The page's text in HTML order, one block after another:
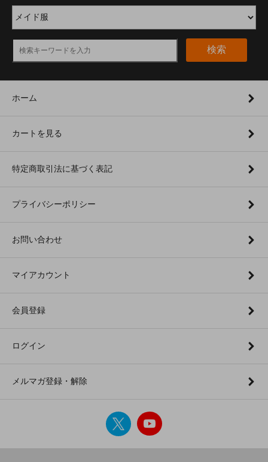
検索
ホーム
カートを見る
特定商取引法に基づく表記
プライバシーポリシー
お問い合わせ
マイアカウント
会員登録
ログイン
メルマガ登録・解除